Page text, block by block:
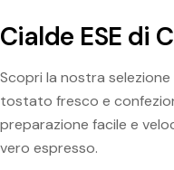
Cialde ESE di
Scopri la nostra selezione
tostato fresco e
preparazione facile e
vero espresso.